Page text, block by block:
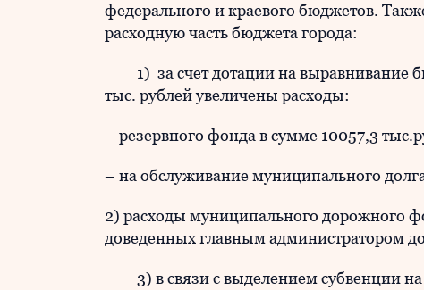
федерального и краевого бюджетов.
расходную часть бюджета города:
1) за счет дотации на выравнивание
тыс. рублей увеличены расходы:
– резервного фонда в сумме 10057,3
– на обслуживание муниципального
2) расходы муниципального дорожного
доведенных главным администратором
3) в связи с выделением субвенции на